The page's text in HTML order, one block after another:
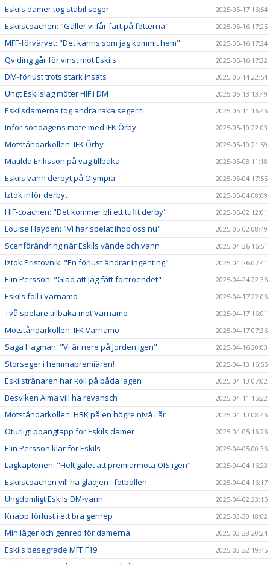
Eskils damer tog stabil seger 2025-05-17 16:54
Eskilscoachen: "Gäller vi får fart på fötterna" 2025-05-16 17:25
MFF-förvärvet: "Det känns som jag kommit hem" 2025-05-16 17:24
Qviding går för vinst mot Eskils 2025-05-16 17:22
DM-förlust trots stark insats 2025-05-14 22:54
Ungt Eskilslag möter HIF i DM 2025-05-13 13:49
Eskilsdamerna tog andra raka segern 2025-05-11 16:46
Inför söndagens möte med IFK Örby 2025-05-10 22:03
Motståndarkollen: IFK Örby 2025-05-10 21:59
Matilda Eriksson på väg tillbaka 2025-05-08 11:18
Eskils vann derbyt på Olympia 2025-05-04 17:55
Iztok inför derbyt 2025-05-04 08:09
HIF-coachen: "Det kommer bli ett tufft derby" 2025-05-02 12:01
Louise Hayden: "Vi har spelat ihop oss nu" 2025-05-02 08:49
Scenförändring när Eskils vände och vann 2025-04-26 16:51
Iztok Pristovnik: "En förlust ändrar ingenting" 2025-04-26 07:41
Elin Persson: "Glad att jag fått förtroendet" 2025-04-24 22:36
Eskils föll i Värnamo 2025-04-17 22:06
Två spelare tillbaka mot Värnamo 2025-04-17 16:01
Motståndarkollen: IFK Värnamo 2025-04-17 07:36
Saga Hagman: "Vi är nere på Jorden igen" 2025-04-16 20:03
Storseger i hemmapremiären! 2025-04-13 16:55
Eskilstränaren har koll på båda lagen 2025-04-13 07:02
Besviken Alma vill ha revansch 2025-04-11 15:22
Motståndarkollen: HBK på en högre nivå i år 2025-04-10 08:46
Oturligt poängtapp för Eskils damer 2025-04-05 16:26
Elin Persson klar för Eskils 2025-04-05 00:36
Lagkaptenen: "Helt galet att premiärmöta ÖIS igen" 2025-04-04 16:23
Eskilscoachen vill ha glädjen i fotbollen 2025-04-04 16:17
Ungdomligt Eskils DM-vann 2025-04-02 23:15
Knapp förlust i ett bra genrep 2025-03-30 18:02
Miniläger och genrep för damerna 2025-03-28 20:24
Eskils besegrade MFF F19 2025-03-22 19:45